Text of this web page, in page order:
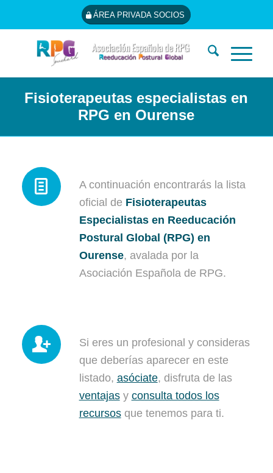
ÁREA PRIVADA SOCIOS
Fisioterapeutas especialistas en
RPG en Ourense
A continuación encontrarás la lista
oficial de Fisioterapeutas
Especialistas en Reeducación
Postural Global (RPG) en
Ourense, avalada por la
Asociación Española de RPG.
Si eres un profesional y consideras
que deberías aparecer en este
listado, asóciate, disfruta de las
ventajasy consulta todos los
recursosque tenemos para ti.